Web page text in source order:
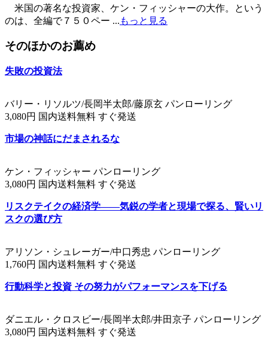
米国の著名な投資家、ケン・フィッシャーの大作。という
のは、全編で７５０ペー ... もっと見る
そのほかのお薦め
失敗の投資法
バリー・リソルツ/長岡半太郎/藤原玄 パンローリング
3,080円 国内送料無料 すぐ発送
市場の神話にだまされるな
ケン・フィッシャー パンローリング
3,080円 国内送料無料 すぐ発送
リスクテイクの経済学――気鋭の学者と現場で探る、賢いリ
スクの選び方
アリソン・シュレーガー/中口秀忠 パンローリング
1,760円 国内送料無料 すぐ発送
行動科学と投資 その努力がパフォーマンスを下げる
ダニエル・クロスビー/長岡半太郎/井田京子 パンローリング
3,080円 国内送料無料 すぐ発送